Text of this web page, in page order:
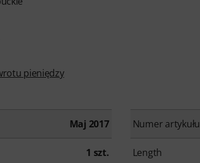
pieniędzy
Maj 2017 Numer artykułu
1 szt. Length